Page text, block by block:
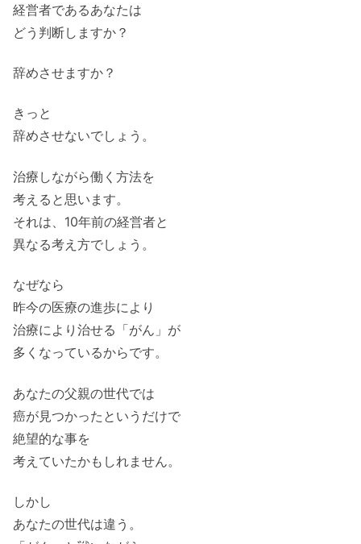
経営者であるあなたは
どう判断しますか？
辞めさせますか？
きっと
辞めさせないでしょう。
治療しながら働く方法を
考えると思います。
それは、10年前の経営者と
異なる考え方でしょう。
なぜなら
昨今の医療の進歩により
治療により治せる「がん」が
多くなっているからです。
あなたの父親の世代では
癌が見つかったというだけで
絶望的な事を
考えていたかもしれません。
しかし
あなたの世代は違う。